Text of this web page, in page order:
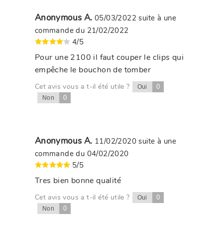
Anonymous A.05/03/2022 suite à une
commande du 21/02/2022
4/5
Pour une 2100 il faut couper le clips qui
empêche le bouchon de tomber
Cet avis vous a t-il été utile ? Oui 0
Non 0
Anonymous A. 11/02/2020 suite à une
commande du 04/02/2020
5/5
Tres bien bonne qualité
Cet avis vous a t-il été utile ? Oui 0
Non 0